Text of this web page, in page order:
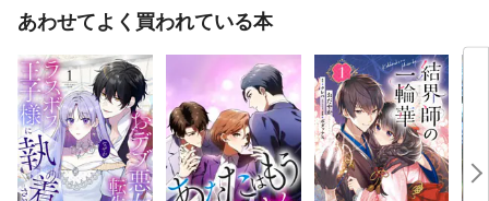
あわせてよく買われている本